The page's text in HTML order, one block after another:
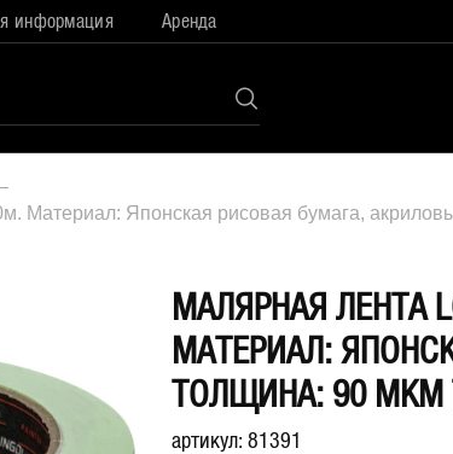
информация Аренда
Материал: Японская рисовая бумага,
МАЛЯРНАЯ ЛЕНТА
МАТЕРИАЛ:
ТОЛЩИНА: 90 МКМ
артикул: 81391